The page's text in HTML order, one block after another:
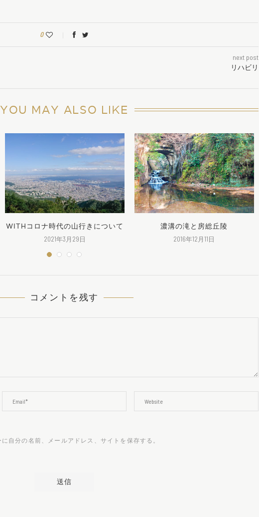
0
next post
リハビリ
YOU MAY ALSO LIKE
WITHコロナ時代の山行きについて
2021年3月29日
濃溝の滝と房総丘陵
2016年12月11日
コメントを残す
自分の名前、メールアドレス、サイトを保存する。